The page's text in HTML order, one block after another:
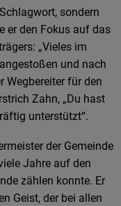
sondern
er den Fokus auf das
„Vieles im
und nach
Wegbereiter für den
Zahn, „Du hast
unterstützt“.
der Gemeinde
Jahre auf den
zählen konnte. Er
Geist, der bei allen